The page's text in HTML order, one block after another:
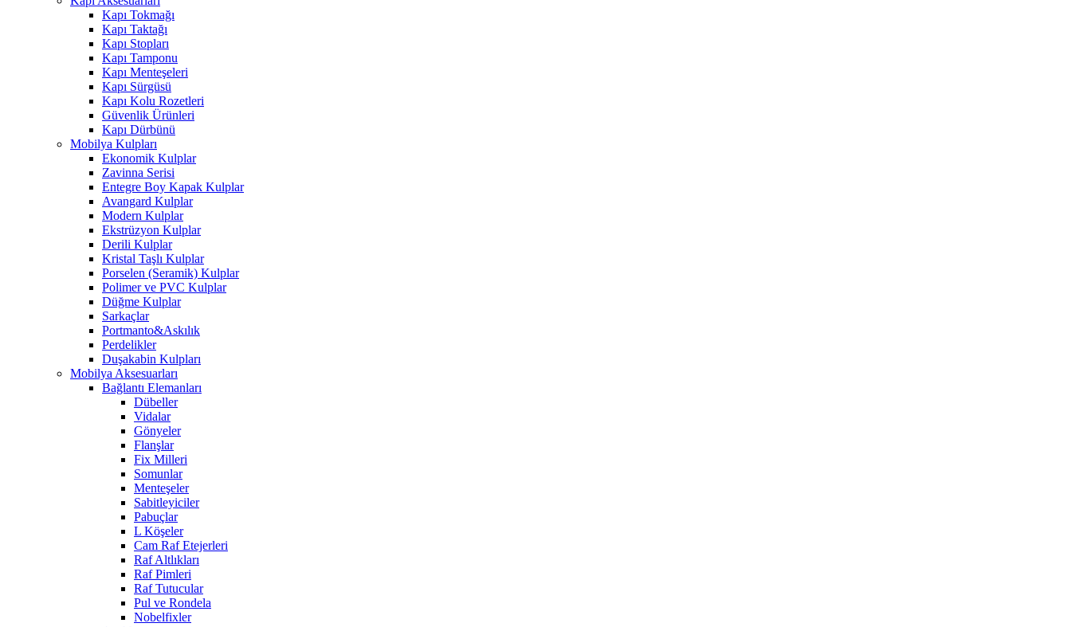
Kapı Tokmağı
Kapı Taktağı
Kapı Stopları
Kapı Tamponu
Kapı Menteşeleri
Kapı Sürgüsü
Kapı Kolu Rozetleri
Güvenlik Ürünleri
Kapı Dürbünü
Mobilya Kulpları
Ekonomik Kulplar
Zavinna Serisi
Entegre Boy Kapak Kulplar
Avangard Kulplar
Modern Kulplar
Ekstrüzyon Kulplar
Derili Kulplar
Kristal Taşlı Kulplar
Porselen (Seramik) Kulplar
Polimer ve PVC Kulplar
Düğme Kulplar
Sarkaçlar
Portmanto&Askılık
Perdelikler
Duşakabin Kulpları
Mobilya Aksesuarları
Bağlantı Elemanları
Dübeller
Vidalar
Gönyeler
Flanşlar
Fix Milleri
Somunlar
Menteşeler
Sabitleyiciler
Pabuçlar
L Köşeler
Cam Raf Etejerleri
Raf Altlıkları
Raf Pimleri
Raf Tutucular
Pul ve Rondela
Nobelfixler